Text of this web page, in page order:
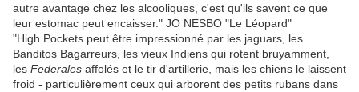
autre avantage chez les alcooliques, c'est qu'ils savent ce que
leur estomac peut encaisser." JO NESBO "Le Léopard"
"High Pockets peut être impressionné par les jaguars, les
Banditos Bagarreurs, les vieux Indiens qui rotent bruyamment,
les Federales affolés et le tir d'artillerie, mais les chiens le laissent
froid - particulièrement ceux qui arborent des petits rubans dans